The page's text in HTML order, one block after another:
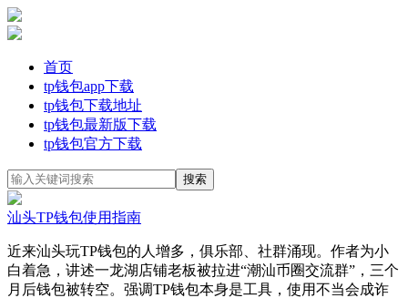
首页
tp钱包app下载
tp钱包下载地址
tp钱包最新版下载
tp钱包官方下载
汕头TP钱包使用指南
近来汕头玩TP钱包的人增多，俱乐部、社群涌现。作者为小
白着急，讲述一龙湖店铺老板被拉进“潮汕币圈交流群”，三个
月后钱包被转空。强调TP钱包本身是工具，使用不当会成诈